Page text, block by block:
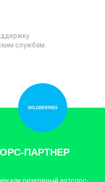
службам
ПАРТНЕР